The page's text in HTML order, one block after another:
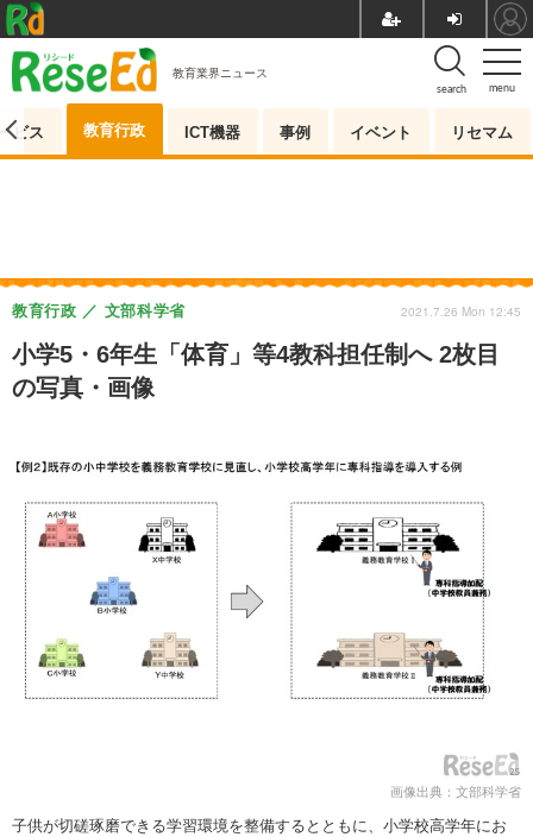
menu
search
教育業界ニュース
ビス 教育行政 ICT機器 事例 イベント リセマム
小学5・6年生「体育」等4教科担任制へ 2枚目
の写真・画像
教育行政 文部科学省 2021.7.26 Mon 12:45
画像出典：文部科学省
子供が切磋琢磨できる学習環境を整備するとともに、小学校高学年にお